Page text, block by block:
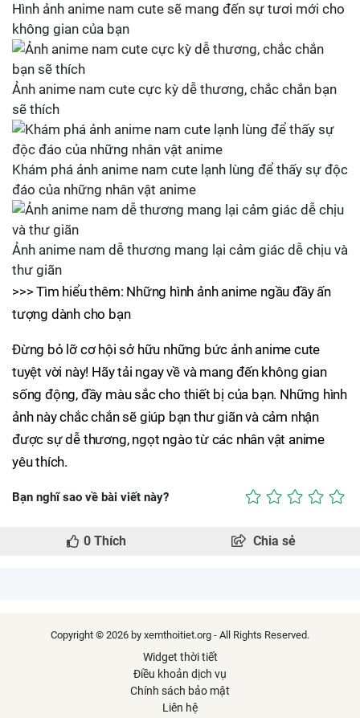
Hình ảnh anime nam cute sẽ mang đến sự tươi mới cho
không gian của bạn
Ảnh anime nam cute cực kỳ dễ thương, chắc chắn bạn
sẽ thích
Khám phá ảnh anime nam cute lạnh lùng để thấy sự độc
đáo của những nhân vật anime
Ảnh anime nam dễ thương mang lại cảm giác dễ chịu và
thư giãn
>>> Tìm hiểu thêm: Những hình ảnh anime ngầu đầy ấn
tượng dành cho bạn
Đừng bỏ lỡ cơ hội sở hữu những bức ảnh anime cute
tuyệt vời này! Hãy tải ngay về và mang đến không gian
sống động, đầy màu sắc cho thiết bị của bạn. Những hình
ảnh này chắc chắn sẽ giúp bạn thư giãn và cảm nhận
được sự dễ thương, ngọt ngào từ các nhân vật anime
yêu thích.
Bạn nghĩ sao về bài viết này?
0 Thích Chia sẻ
Copyright © 2026 by xemthoitiet.org - All Rights Reserved.
Widget thời tiết
Điều khoản dịch vụ
Chính sách bảo mật
Liên hệ